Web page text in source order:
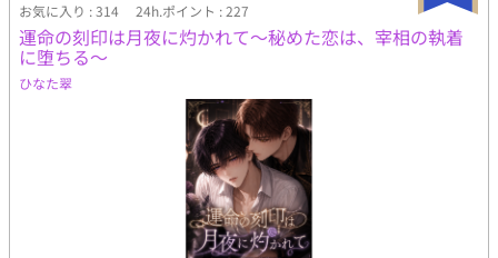
お気に入り : 314 24h.ポイント : 227
運命の刻印は月夜に灼かれて〜秘めた恋は、宰相の執着
に堕ちる〜
ひなた翠